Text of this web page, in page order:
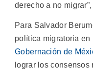
derecho a no
Para Salvador
política migratoria en
Gobernación de
lograr los